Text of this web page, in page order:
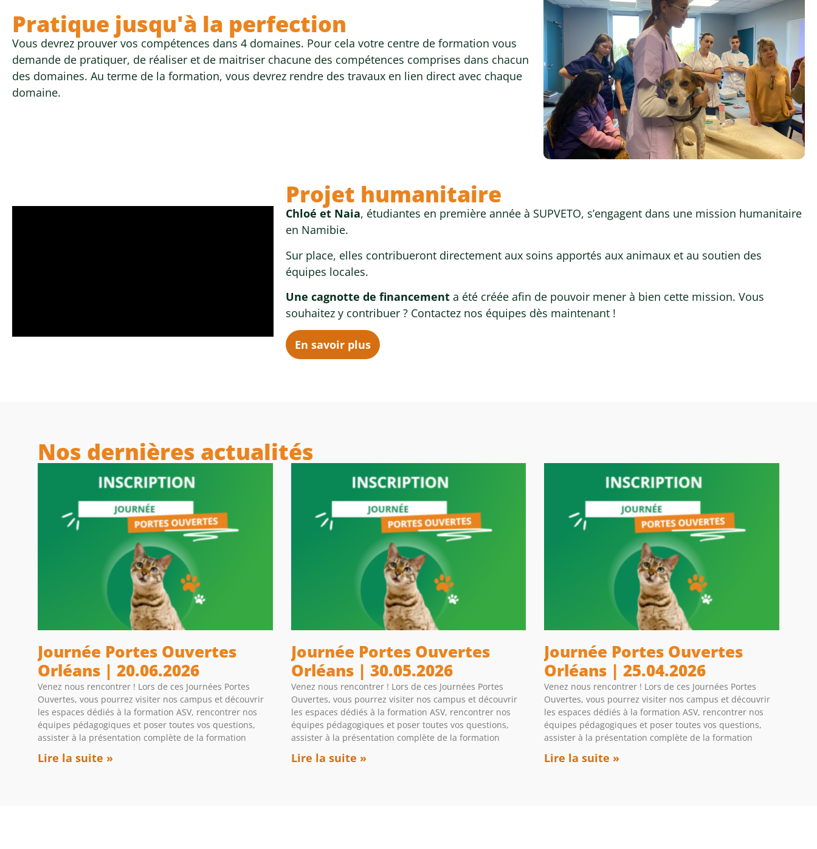
Pratique jusqu'à la perfection
Vous devrez prouver vos compétences dans 4 domaines. Pour cela votre centre de formation vous
demande de pratiquer, de réaliser et de maitriser chacune des compétences comprises dans chacun
des domaines. Au terme de la formation, vous devrez rendre des travaux en lien direct avec chaque
domaine.
Projet humanitaire
Chloé et Naia, étudiantes en première année à SUPVETO, s’engagent dans une mission humanitaire
en Namibie.
Sur place, elles contribueront directement aux soins apportés aux animaux et au soutien des
équipes locales.
Une cagnotte de financement a été créée afin de pouvoir mener à bien cette mission. Vous
souhaitez y contribuer ? Contactez nos équipes dès maintenant !
En savoir plus
Nos dernières actualités
Journée Portes Ouvertes
Orléans | 20.06.2026
Venez nous rencontrer ! Lors de ces Journées Portes
Ouvertes, vous pourrez visiter nos campus et découvrir
les espaces dédiés à la formation ASV, rencontrer nos
équipes pédagogiques et poser toutes vos questions,
assister à la présentation complète de la formation
Lire la suite »
Journée Portes Ouvertes
Orléans | 30.05.2026
Venez nous rencontrer ! Lors de ces Journées Portes
Ouvertes, vous pourrez visiter nos campus et découvrir
les espaces dédiés à la formation ASV, rencontrer nos
équipes pédagogiques et poser toutes vos questions,
assister à la présentation complète de la formation
Lire la suite »
Journée Portes Ouvertes
Orléans | 25.04.2026
Venez nous rencontrer ! Lors de ces Journées Portes
Ouvertes, vous pourrez visiter nos campus et découvrir
les espaces dédiés à la formation ASV, rencontrer nos
équipes pédagogiques et poser toutes vos questions,
assister à la présentation complète de la formation
Lire la suite »